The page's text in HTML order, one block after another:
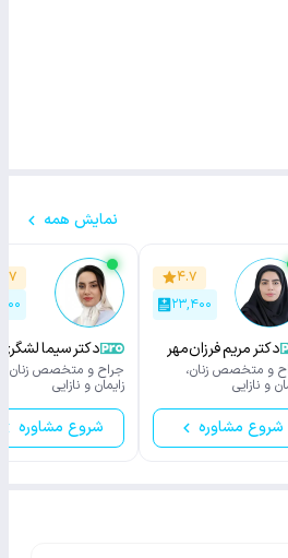
نمایش همه
۴.۷
۲۳,۴۰۰
دکتر مریم فرزان‌مهر
و متخصص زنان،
و نازایی
شروع مشاوره
۴.۷
۶,۵۰۰
دکتر سیما لشگری
جراح و متخصص زنان،
زایمان و نازایی
شروع مشاوره